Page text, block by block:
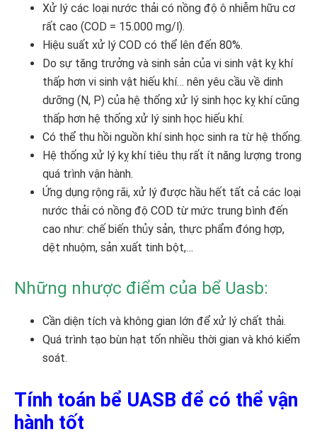
Xử lý các loại nước thải có nồng độ ô nhiễm hữu cơ
rất cao (COD = 15.000 mg/l).
Hiệu suất xử lý COD có thể lên đến 80%.
Do sự tăng trưởng và sinh sản của vi sinh vật kỵ khí
thấp hơn vi sinh vật hiếu khí… nên yêu cầu về dinh
dưỡng (N, P) của hệ thống xử lý sinh học kỵ khí cũng
thấp hơn hệ thống xử lý sinh học hiếu khí.
Có thể thu hồi nguồn khí sinh học sinh ra từ hệ thống.
Hệ thống xử lý kỵ khí tiêu thụ rất ít năng lượng trong
quá trình vận hành.
Ứng dụng rộng rãi, xử lý được hầu hết tất cả các loại
nước thải có nồng độ COD từ mức trung bình đến
cao như: chế biến thủy sản, thực phẩm đóng hợp,
dệt nhuộm, sản xuất tinh bột,…
Những nhược điểm của bể Uasb:
Cần diện tích và không gian lớn để xử lý chất thải.
Quá trình tạo bùn hạt tốn nhiều thời gian và khó kiểm
soát.
Tính toán bể UASB để có thể vận
hành tốt